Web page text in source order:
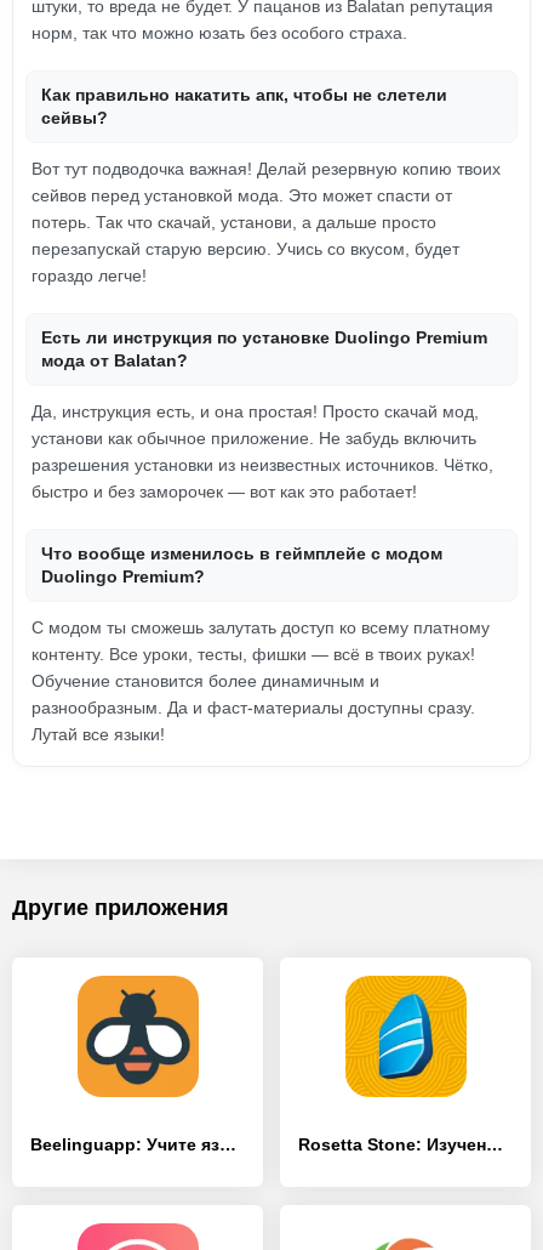
штуки, то вреда не будет. У пацанов из Balatan репутация
норм, так что можно юзать без особого страха.
Как правильно накатить апк, чтобы не слетели
сейвы?
Вот тут подводочка важная! Делай резервную копию твоих
сейвов перед установкой мода. Это может спасти от
потерь. Так что скачай, установи, а дальше просто
перезапускай старую версию. Учись со вкусом, будет
гораздо легче!
Есть ли инструкция по установке Duolingo Premium
мода от Balatan?
Да, инструкция есть, и она простая! Просто скачай мод,
установи как обычное приложение. Не забудь включить
разрешения установки из неизвестных источников. Чётко,
быстро и без заморочек — вот как это работает!
Что вообще изменилось в геймплейе с модом
Duolingo Premium?
С модом ты сможешь залутать доступ ко всему платному
контенту. Все уроки, тесты, фишки — всё в твоих руках!
Обучение становится более динамичным и
разнообразным. Да и фаст-материалы доступны сразу.
Лутай все языки!
Другие приложения
Beelinguapp: Учите языки по аудиокнигам Rosetta Stone: Изучение языков